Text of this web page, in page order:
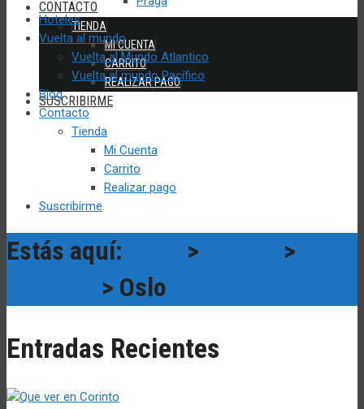
CONTACTO
TIENDA
MI CUENTA
CARRITO
REALIZAR PAGO
SUSCRIBIRME
Hoteles
Vuelta al mundo
Vuelta al Mundo Atlantico
Vuelta al mundo Pacífico
Blog
Contacto
Tienda
Mi Cuenta
Carrito
Realizar pago
Suscribirme
Estás aquí: >
>
> Oslo
Entradas Recientes